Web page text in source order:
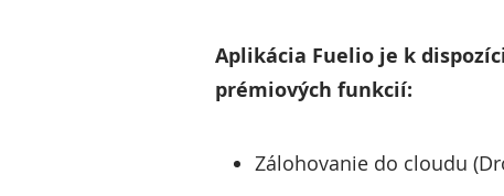
Aplikácia Fuelio je k
prémiových funkcií:
Zálohovanie do cloudu